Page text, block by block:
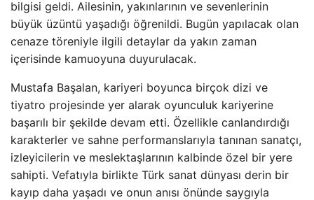
bilgisi geldi. Ailesinin, yakınlarının ve sevenlerinin
büyük üzüntü yaşadığı öğrenildi. Bugün yapılacak olan
cenaze töreniyle ilgili detaylar da yakın zaman
içerisinde kamuoyuna duyurulacak.
Mustafa Başalan, kariyeri boyunca birçok dizi ve
tiyatro projesinde yer alarak oyunculuk kariyerine
başarılı bir şekilde devam etti. Özellikle canlandırdığı
karakterler ve sahne performanslarıyla tanınan sanatçı,
izleyicilerin ve meslektaşlarının kalbinde özel bir yere
sahipti. Vefatıyla birlikte Türk sanat dünyası derin bir
kayıp daha yaşadı ve onun anısı önünde saygıyla